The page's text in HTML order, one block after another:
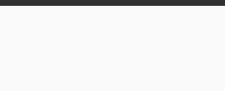
Une initiative de